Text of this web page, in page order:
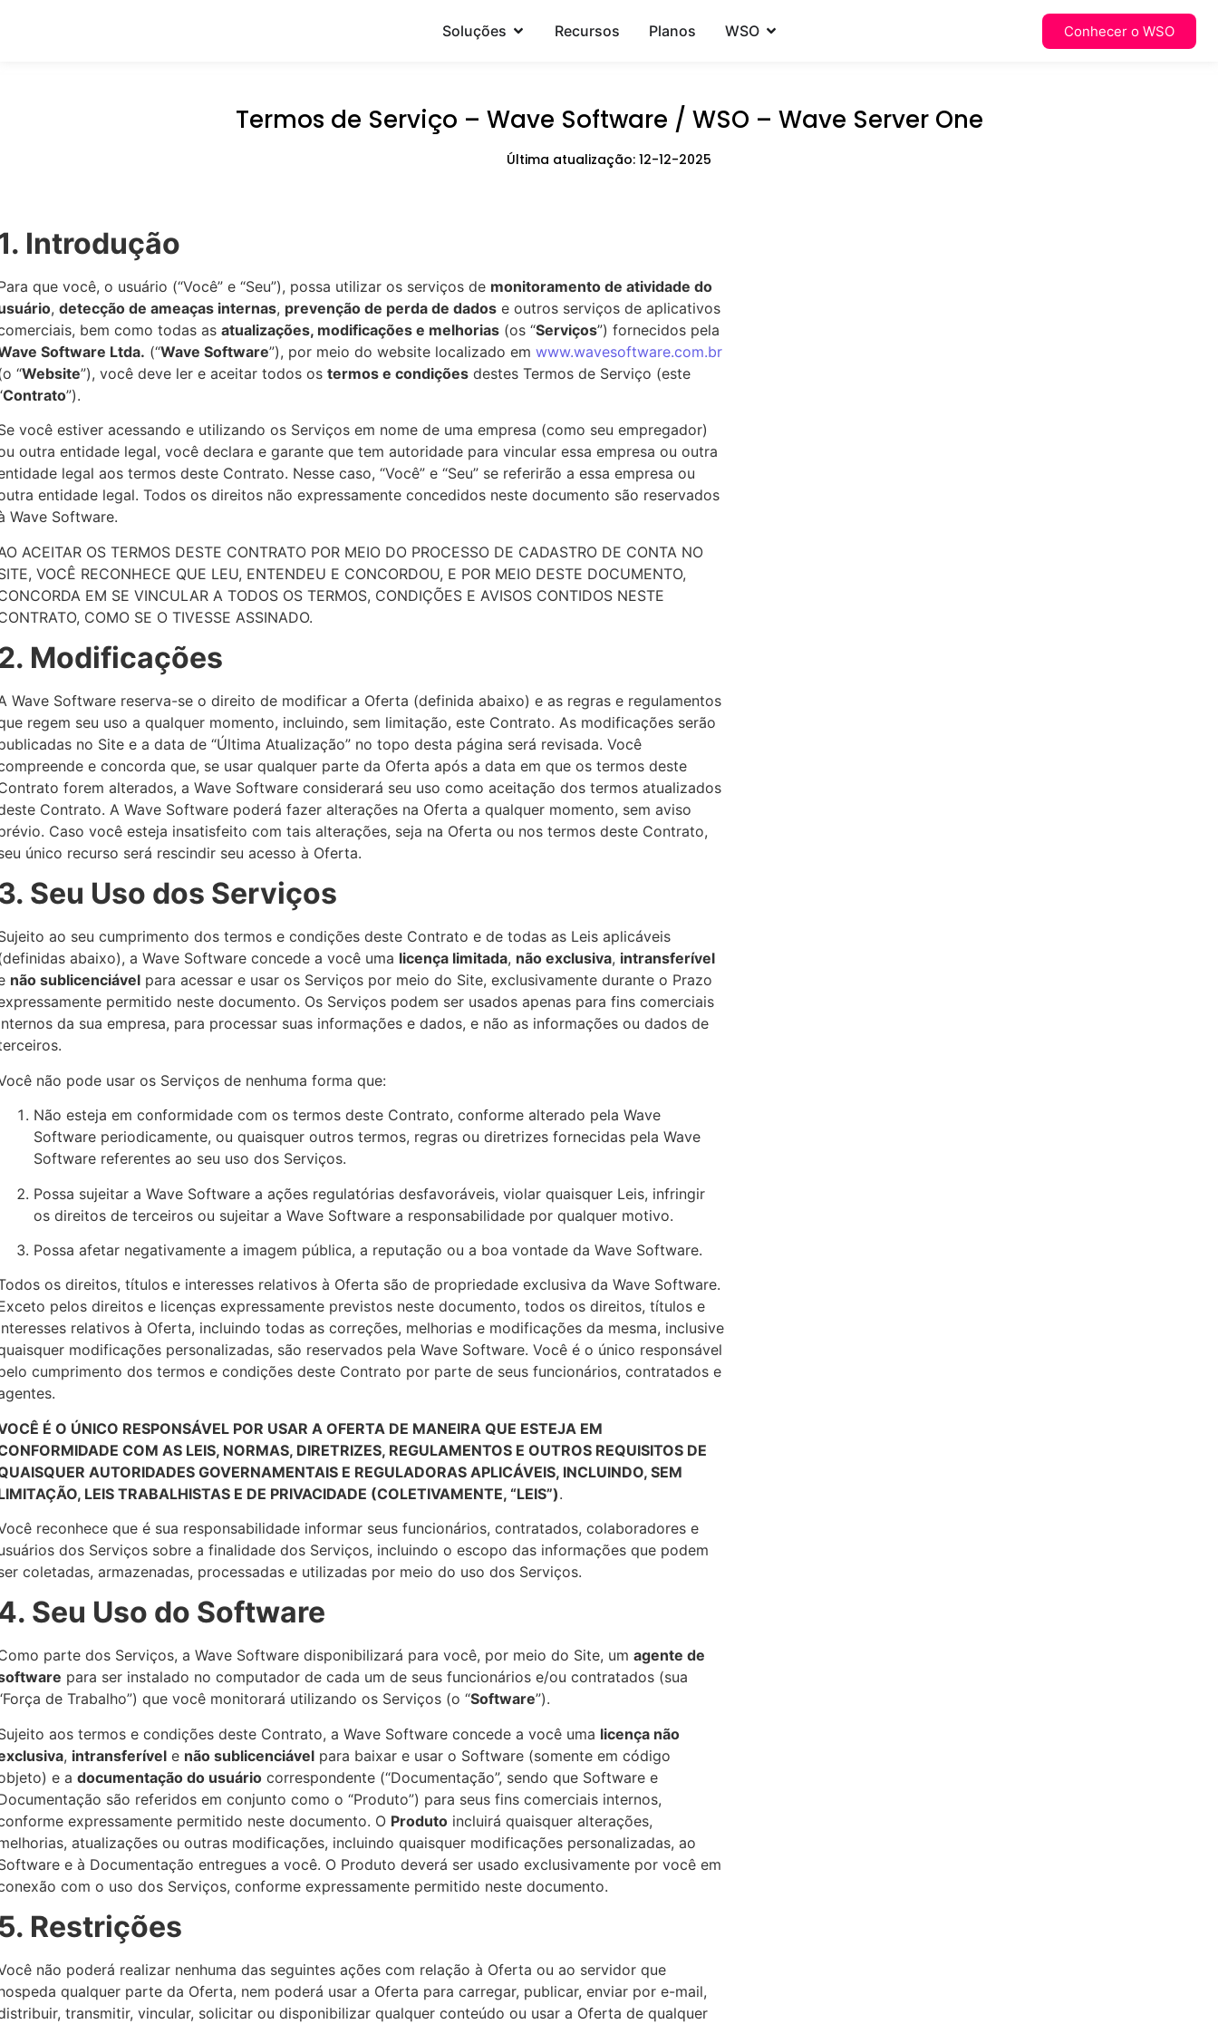
Soluções Recursos Planos WSO Conhecer o WSO
Termos de Serviço – Wave Software / WSO – Wave Server One
Última atualização: 12-12-2025
Introdução
que você, o usuário (“Você” e “Seu”), possa utilizar os serviços de monitoramento de atividade do
, detecção de ameaças internas, prevenção de perda de dadose outros serviços de aplicativos
bem como todas as atualizações, modificações e melhorias(os “Serviços”) fornecidos pela
Software Ltda. (“Wave Software”), por meio do website localizado em www.wavesoftware.com.br
“Website”), você deve ler e aceitar todos os termos e condiçõesdestes Termos de Serviço (este
Contrato”).
você estiver acessando e utilizando os Serviços em nome de uma empresa (como seu empregador)
outra entidade legal, você declara e garante que tem autoridade para vincular essa empresa ou outra
legal aos termos deste Contrato. Nesse caso, “Você” e “Seu” se referirão a essa empresa ou
entidade legal. Todos os direitos não expressamente concedidos neste documento são reservados
Wave Software.
ACEITAR OS TERMOS DESTE CONTRATO POR MEIO DO PROCESSO DE CADASTRO DE CONTA NO
VOCÊ RECONHECE QUE LEU, ENTENDEU E CONCORDOU, E POR MEIO DESTE DOCUMENTO,
EM SE VINCULAR A TODOS OS TERMOS, CONDIÇÕES E AVISOS CONTIDOS NESTE
COMO SE O TIVESSE ASSINADO.
Modificações
Wave Software reserva-se o direito de modificar a Oferta (definida abaixo) e as regras e regulamentos
regem seu uso a qualquer momento, incluindo, sem limitação, este Contrato. As modificações serão
no Site e a data de “Última Atualização” no topo desta página será revisada. Você
e concorda que, se usar qualquer parte da Oferta após a data em que os termos deste
forem alterados, a Wave Software considerará seu uso como aceitação dos termos atualizados
Contrato. A Wave Software poderá fazer alterações na Oferta a qualquer momento, sem aviso
Caso você esteja insatisfeito com tais alterações, seja na Oferta ou nos termos deste Contrato,
único recurso será rescindir seu acesso à Oferta.
Seu Uso dos Serviços
ao seu cumprimento dos termos e condições deste Contrato e de todas as Leis aplicáveis
abaixo), a Wave Software concede a você uma licença limitada, não exclusiva, intransferível
não sublicenciávelpara acessar e usar os Serviços por meio do Site, exclusivamente durante o Prazo
permitido neste documento. Os Serviços podem ser usados apenas para fins comerciais
da sua empresa, para processar suas informações e dados, e não as informações ou dados de
não pode usar os Serviços de nenhuma forma que:
Não esteja em conformidade com os termos deste Contrato, conforme alterado pela Wave
Software periodicamente, ou quaisquer outros termos, regras ou diretrizes fornecidas pela Wave
Software referentes ao seu uso dos Serviços.
Possa sujeitar a Wave Software a ações regulatórias desfavoráveis, violar quaisquer Leis, infringir
os direitos de terceiros ou sujeitar a Wave Software a responsabilidade por qualquer motivo.
Possa afetar negativamente a imagem pública, a reputação ou a boa vontade da Wave Software.
os direitos, títulos e interesses relativos à Oferta são de propriedade exclusiva da Wave Software.
pelos direitos e licenças expressamente previstos neste documento, todos os direitos, títulos e
relativos à Oferta, incluindo todas as correções, melhorias e modificações da mesma, inclusive
modificações personalizadas, são reservados pela Wave Software. Você é o único responsável
cumprimento dos termos e condições deste Contrato por parte de seus funcionários, contratados e
É O ÚNICO RESPONSÁVEL POR USAR A OFERTA DE MANEIRA QUE ESTEJA EM
COM AS LEIS, NORMAS, DIRETRIZES, REGULAMENTOS E OUTROS REQUISITOS DE
AUTORIDADES GOVERNAMENTAIS E REGULADORAS APLICÁVEIS, INCLUINDO, SEM
LEIS TRABALHISTAS E DE PRIVACIDADE (COLETIVAMENTE, “LEIS”).
reconhece que é sua responsabilidade informar seus funcionários, contratados, colaboradores e
dos Serviços sobre a finalidade dos Serviços, incluindo o escopo das informações que podem
coletadas, armazenadas, processadas e utilizadas por meio do uso dos Serviços.
Seu Uso do Software
parte dos Serviços, a Wave Software disponibilizará para você, por meio do Site, um agente de
para ser instalado no computador de cada um de seus funcionários e/ou contratados (sua
de Trabalho”) que você monitorará utilizando os Serviços (o “Software”).
aos termos e condições deste Contrato, a Wave Software concede a você uma licença não
, intransferívele não sublicenciávelpara baixar e usar o Software (somente em código
e a documentação do usuáriocorrespondente (“Documentação”, sendo que Software e
são referidos em conjunto como o “Produto”) para seus fins comerciais internos,
expressamente permitido neste documento. O Produtoincluirá quaisquer alterações,
atualizações ou outras modificações, incluindo quaisquer modificações personalizadas, ao
e à Documentação entregues a você. O Produto deverá ser usado exclusivamente por você em
com o uso dos Serviços, conforme expressamente permitido neste documento.
Restrições
não poderá realizar nenhuma das seguintes ações com relação à Oferta ou ao servidor que
qualquer parte da Oferta, nem poderá usar a Oferta para carregar, publicar, enviar por e-mail,
transmitir, vincular, solicitar ou disponibilizar qualquer conteúdo ou usar a Oferta de qualquer